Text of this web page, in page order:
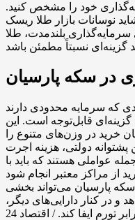
خود را مشخص کنید.
نوسانات بازار طلا ریسک
سرمایه‌گذاری بلندمدت، طلا
در سکه پارسیان
که سرمایه محدودی دارند
گزینه‌ای قابل‌توجه است. این
خرید در وزن‌های متنوع را
پشتوانه دولتی، هزینه اجرت
عواملی هستند که باید با
از مراکز معتبر انجام شود
سکه پارسیان می‌تواند بخشی
و در کنار دارایی‌های دیگر،
ایفا کند. / اقتصاد 24